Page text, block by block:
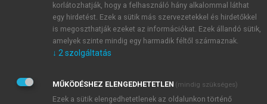
Kérek értesítést a MeRSZ újdonságairól, akcióiról.
Kérek értesítést az Akadémiai Kiadó Zrt. újdonságairól,
Adatkezelési tájékoztatóbanfoglaltakat tudomásul
veszem és elfogadom.
korlátozhatják, hogy a felhasználó hány alkalommal láthat
egy hirdetést. Ezek a sütik más szervezetekkel és hirdetőkkel
is megoszthatják ezeket az információkat. Ezek állandó sütik,
amelyek szinte mindig egy harmadik féltől származnak.
↓ 2 szolgáltatás
MŰKÖDÉSHEZ ELENGEDHETETLEN (mindig szükséges)
Ezek a sütik elengedhetetlenek az oldalunkon történő